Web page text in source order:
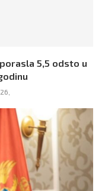
5,5 odsto u